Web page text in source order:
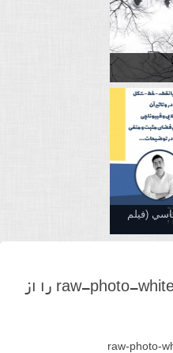
(فیلم
raw-photo- را از
raw-photo-